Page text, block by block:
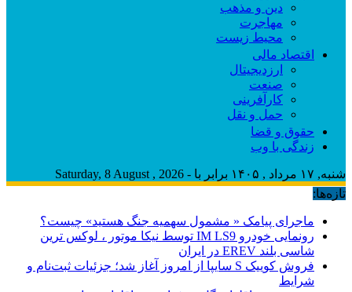
دین و مذهب
مهاجرت
محیط زیست
اقتصاد مالی
ارزدیجیتال
صنعت
کارآفرینی
حمل و نقل
حقوق و قضا
زندگی با وب
شنبه, ۱۷ مرداد , ۱۴۰۵ برابر با - Saturday, 8 August , 2026
تازه‌ها:
ماجرای پیامک « مشمول سهمیه جنگ هستید» چیست؟
رونمایی خودرو IM LS9 توسط نیکا موتور ، لوکس ترین
شاسی بلند EREV در ایران
فروش کوییک S سایپا از امروز آغاز شد؛ جزئیات ثبت‌نام و
شرایط